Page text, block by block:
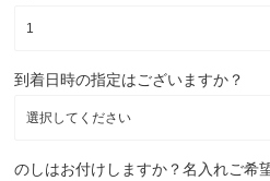
到着日時の指定はございますか？
のしはお付けしますか？名入れご希